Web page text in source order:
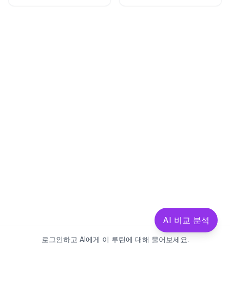
로그인하고 AI에게 이 루틴에 대해 물어보세요.
AI 비교 분석